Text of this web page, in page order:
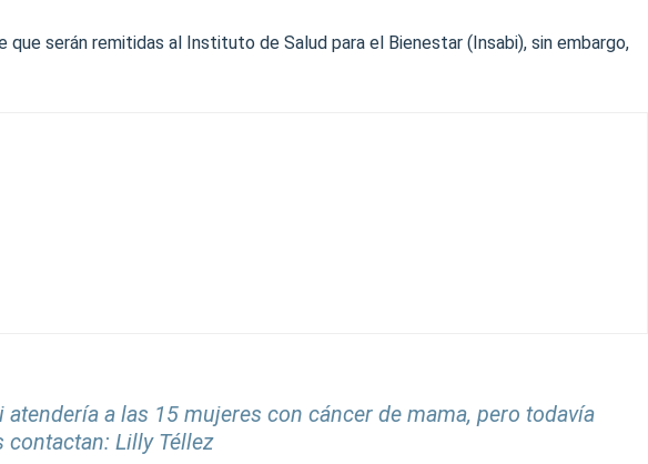
serán remitidas al Instituto de Salud para el Bienestar (Insabi), sin embargo,
atendería a las 15 mujeres con cáncer de mama, pero todavía
contactan: Lilly Téllez